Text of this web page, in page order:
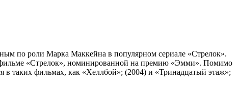
по роли Марка Маккейна в популярном сериале «Стрелок».
фильме «Стрелок», номинированной на премию «Эмми». Помимо
в таких фильмах, как «Хеллбой»; (2004) и «Тринадцатый этаж»;